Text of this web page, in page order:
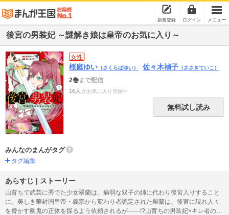
新規登録 ログイン メニュー
後宮の男装妃 ～謎解き娘は皇帝のお気に入り～
女性
桜庭ゆい （さくらばゆい） 佐々木禎子 （ささきていこ）
2巻まで配信
16人 がお気に入り登録中
無料試し読み
みんなのまんがタグ
タグ編集
あらすじ | ストーリー
山育ちで武芸に秀でた少女翠蘭は、病弱な双子の姉に代わり後宮入りすること
に。美しき華封国皇帝・義宗から変わり者認定された翠蘭は、後宮に現れ人々
を脅かす幽鬼の正体を探るよう依頼されるが――!?山育ちの男装妃×キレ者の美